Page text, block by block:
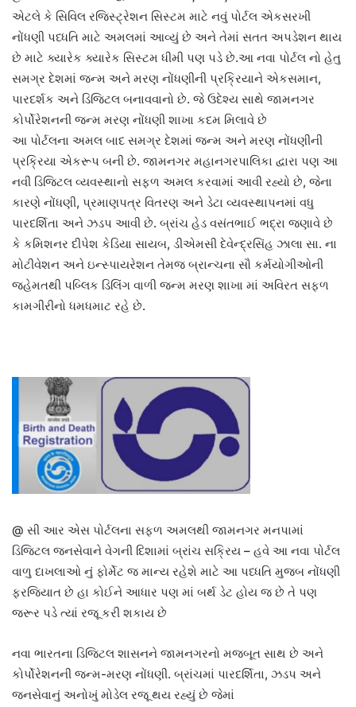
એટલે કે સિવિલ રજિસ્ટ્રેશન સિસ્ટમ માટે નવું પોર્ટલ એકસરખી
નોંધણી પધ્ધતિ માટે અમલમાં આવ્યું છે અને તેમાં સતત અપડેશન થાય
છે માટે ક્યારેક ક્યારેક સિસ્ટમ ધીમી પણ પડે છે.આ નવા પોર્ટલ નો હેતુ
સમગ્ર દેશમાં જન્મ અને મરણ નોંધણીની પ્રક્રિયાને એકસમાન,
પારદર્શક અને ડિજિટલ બનાવવાનો છે. જે ઉદેશ્ય સાથે જામનગર
કોર્પોરેશનની જન્મ મરણ નોંધણી શાખા કદમ મિલાવે છે
આ પોર્ટલના અમલ બાદ સમગ્ર દેશમાં જન્મ અને મરણ નોંધણીની
પ્રક્રિયા એકરૂપ બની છે. જામનગર મહાનગરપાલિકા દ્વારા પણ આ
નવી ડિજિટલ વ્યવસ્થાનો સફળ અમલ કરવામાં આવી રહ્યો છે, જેના
કારણે નોંધણી, પ્રમાણપત્ર વિતરણ અને ડેટા વ્યવસ્થાપનમાં વધુ
પારદર્શિતા અને ઝડપ આવી છે. બ્રાંચ હેડ વસંતભાઈ ભદ્રા જણાવે છે
કે કમિશનર દીપેશ કેડિયા સાયબ, ડીએમસી દેવેન્દ્રસિંહ ઝાલા સા. ના
મોટીવેશન અને ઇન્સ્પાયરેશન તેમજ બ્રાન્ચના સૌ કર્મયોગીઓની
જહેમતથી પબ્લિક ડિલિંગ વાળી જન્મ મરણ શાખા માં અવિરત સફળ
કામગીરીનો ધમધમાટ રહે છે.
@ સી આર એસ પોર્ટલના સફળ અમલથી જામનગર મનપામાં
ડિજિટલ જનસેવાને વેગની દિશામાં બ્રાંચ સક્રિય – હવે આ નવા પોર્ટલ
વાળુ દાખલાઓ નું ફોર્મેટ જ માન્ય રહેશે માટે આ પધ્ધતિ મુજબ નોંધણી
ફરજિયાત છે હા કોઈને આધાર પણ માં બર્થ ડેટ હોય જ છે તે પણ
જરૂર પડે ત્યાં રજૂ કરી શકાય છે
નવા ભારતના ડિજિટલ શાસનને જામનગરનો મજબૂત સાથ છે અને
કોર્પોરેશનની જન્મ-મરણ નોંધણી. બ્રાંચમાં પારદર્શિતા, ઝડપ અને
જનસેવાનું અનોખું મોડેલ રજૂ થય રહ્યું છે જેમાં